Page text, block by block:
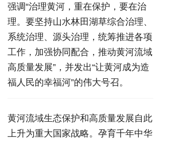
强调“治理黄河，重在保护，要在治
理。要坚持山水林田湖草综合治理、
系统治理、源头治理，统筹推进各项
工作，加强协同配合，推动黄河流域
高质量发展”，并发出“让黄河成为造
福人民的幸福河”的伟大号召。
黄河流域生态保护和高质量发展自此
上升为重大国家战略。孕育千年中华